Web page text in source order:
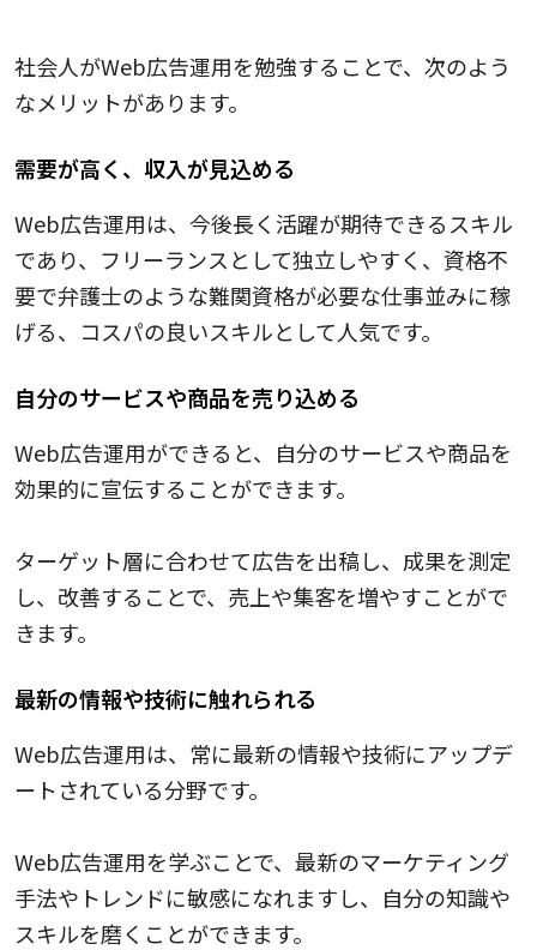
社会人がWeb広告運用を勉強することで、次のよう
なメリットがあります。
需要が高く、収入が見込める
Web広告運用は、今後長く活躍が期待できるスキル
であり、フリーランスとして独立しやすく、資格不
要で弁護士のような難関資格が必要な仕事並みに稼
げる、コスパの良いスキルとして人気です。
自分のサービスや商品を売り込める
Web広告運用ができると、自分のサービスや商品を
効果的に宣伝することができます。
ターゲット層に合わせて広告を出稿し、成果を測定
し、改善することで、売上や集客を増やすことがで
きます。
最新の情報や技術に触れられる
Web広告運用は、常に最新の情報や技術にアップデ
ートされている分野です。
Web広告運用を学ぶことで、最新のマーケティング
手法やトレンドに敏感になれますし、自分の知識や
スキルを磨くことができます。